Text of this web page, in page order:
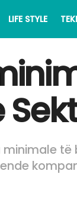
LIFE STYLE